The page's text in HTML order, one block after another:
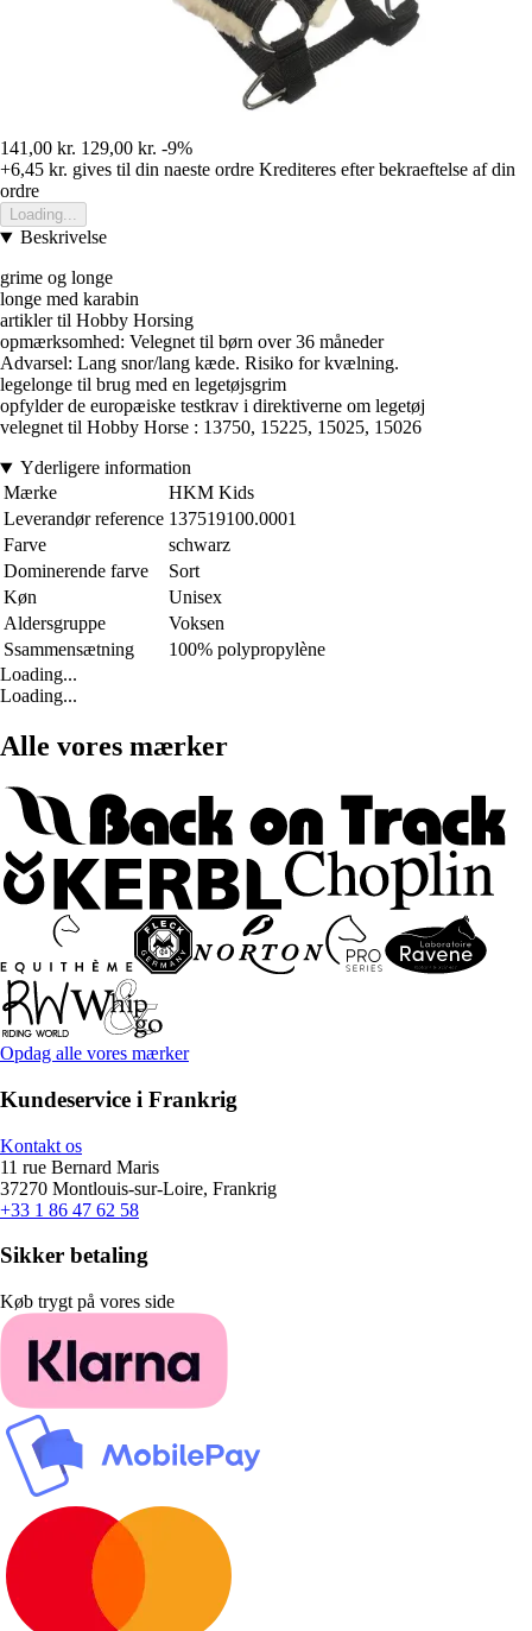
141,00 kr. 129,00 kr. -9%
+6,45 kr. gives til din naeste ordre Krediteres efter bekraeftelse af din
ordre
Loading...
Beskrivelse
grime og longe
longe med karabin
artikler til Hobby Horsing
opmærksomhed: Velegnet til børn over 36 måneder
Advarsel: Lang snor/lang kæde. Risiko for kvælning.
legelonge til brug med en legetøjsgrim
opfylder de europæiske testkrav i direktiverne om legetøj
velegnet til Hobby Horse : 13750, 15225, 15025, 15026
Yderligere information
Mærke
HKM Kids
Leverandør reference 137519100.0001
Farve
schwarz
Dominerende farve
Sort
Køn
Unisex
Aldersgruppe
Voksen
Ssammensætning
100% polypropylène
Loading...
Loading...
Alle vores mærker
Opdag alle vores mærker
Kundeservice i Frankrig
Kontakt os
11 rue Bernard Maris
37270 Montlouis-sur-Loire, Frankrig
+33 1 86 47 62 58
Sikker betaling
Køb trygt på vores side